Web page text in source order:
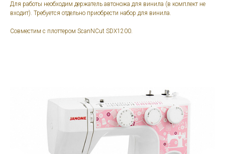
Для работы необходим держатель автоножа для винила (в комплект не
входит). Требуется отдельно приобрести набор для винила.
Совместим с плоттером ScanNCut SDX1200.